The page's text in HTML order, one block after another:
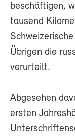
beschäftigen,
tausend
Übrigen die
verurteilt.
Abgesehen
ersten